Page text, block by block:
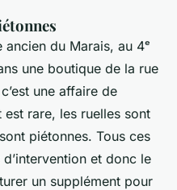
du Marais, au 4ᵉ
une boutique de la rue
une affaire de
rare, les ruelles sont
piétonnes. Tous ces
et donc le
un supplément pour